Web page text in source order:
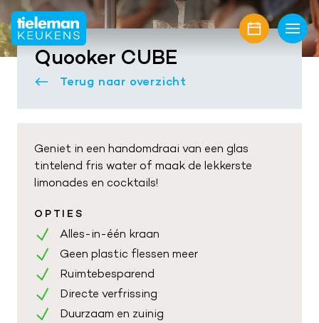
Home
Keukens
Onze collectie
Keukenfronten
Keukenapparatuur
Keukenaccessoires
Keukenrenovatie
Showroom
Showroomaanbiedingen
Inspiratie
Keukenstijlen
Geplaatste keukens
Maatwerk interieur
Nieuwbouw
Alle projecten
Onze diensten
Onze projectpartners
Over ons
Awards
Aanschaf en plaatsing
Geschiedenis familiebedrijf
Contact
Afspraak maken
Bel mij terug
Quooker CUBE
Terug naar overzicht
Geniet in een handomdraai van een glas
tintelend fris water of maak de lekkerste
limonades en cocktails!
OPTIES
Alles-in-één kraan
Geen plastic flessen meer
Ruimtebesparend
Directe verfrissing
Duurzaam en zuinig